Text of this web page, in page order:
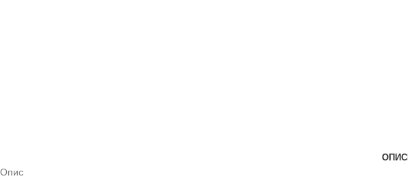
ОПИС
Опис